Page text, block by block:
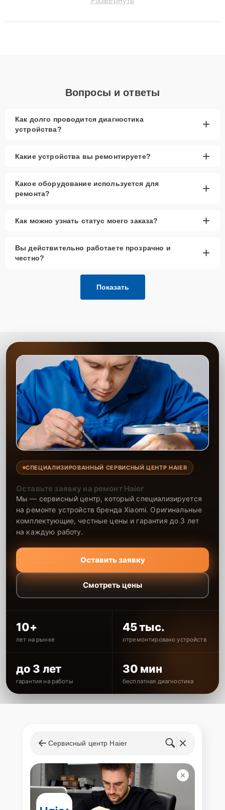
сохранением гарантии до 3 лет. Наши мастера решают
Вопросы и ответы
Как долго проводится диагностика
устройства?
+
Какие устройства вы ремонтируете? +
Какое оборудование используется для
ремонта?
+
Как можно узнать статус моего заказа? +
Вы действительно работаете прозрачно и
честно?
+
Показать
СПЕЦИАЛИЗИРОВАННЫЙ СЕРВИСНЫЙ ЦЕНТР HAIER
Оставьте заявку на ремонт Haier
Мы — сервисный центр, который специализируется
на ремонте устройств бренда Xiaomi. Оригинальные
комплектующие, честные цены и гарантия до 3 лет
на каждую работу.
Оставить заявку
Смотреть цены
10+
лет на рынке
45 тыс.
отремонтировано устройств
до 3 лет
гарантия на работы
30 мин
бесплатная диагностика
Сервисный центр Haier